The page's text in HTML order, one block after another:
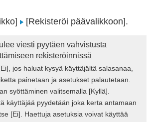
[Rekisteröi päävalikkoon].
viesti pyytäen vahvistusta
rekisteröinnissä
jos haluat kysyä käyttäjältä salasanaa,
painetaan ja asetukset palautetaan.
syöttäminen valitsemalla [Kyllä].
käyttäjää pyydetään joka kerta antamaan
[Ei]. Haettuja asetuksia voivat käyttää